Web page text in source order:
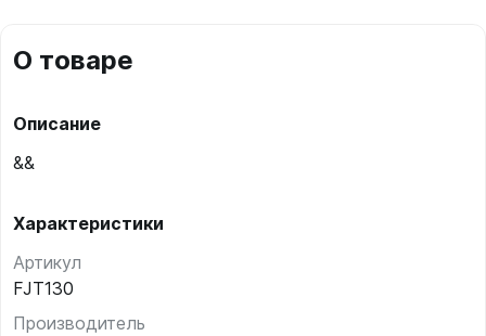
О товаре
Описание
&&
Характеристики
Артикул
FJT130
Производитель